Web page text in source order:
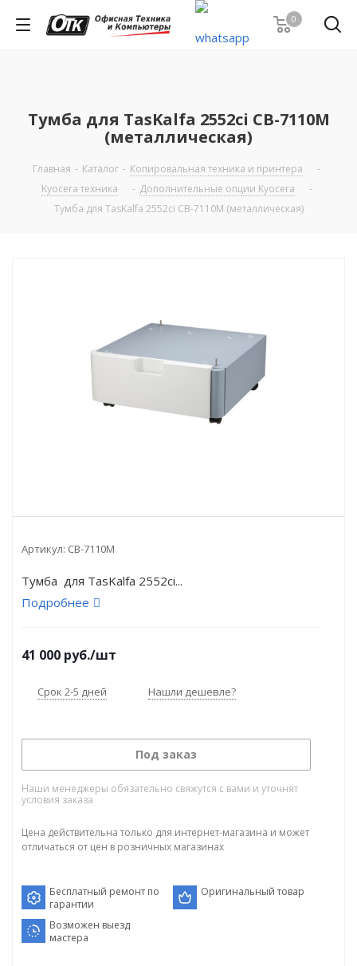
0
Тумба для TasKalfa 2552ci CB-7110M
(металлическая)
Главная - Каталог - Копировальная техника и принтера
-
Kyocera техника
- Дополнительные опции Kyocera
-
Тумба для TasKalfa 2552ci CB-7110M (металлическая)
Артикул: CB-7110M
Тумба для TasKalfa 2552ci...
Подробнее
41 000 руб./шт
Срок 2-5 дней Нашли дешевле?
Под заказ
Наши менеджеры обязательно свяжутся с вами и уточнят
условия заказа
Цена действительна только для интернет-магазина и может
отличаться от цен в розничных магазинах
Бесплатный ремонт по
гарантии
Оригинальный товар
Возможен выезд
мастера